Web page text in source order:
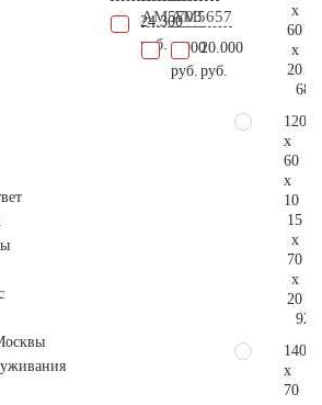
24.300
руб.
AM5703
1.900
руб.
AM5657
20.000
руб.
x
60
x
20
120
x
60
x
10
15
x
70
x
20
140
x
70